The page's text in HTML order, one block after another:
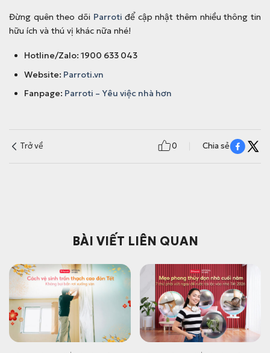
Đừng quên theo dõi Parroti để cập nhật thêm nhiều thông tin
hữu ích và thú vị khác nữa nhé!
Hotline/Zalo: 1900 633 043
Website: Parroti.vn
Fanpage: Parroti – Yêu việc nhà hơn
Trở về 0 Chia sẻ
BÀI VIẾT LIÊN QUAN